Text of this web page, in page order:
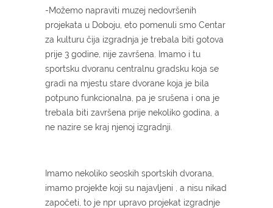
-Možemo napraviti muzej nedovršenih
projekata u Doboju, eto pomenuli smo Centar
za kulturu čija izgradnja je trebala biti gotova
prije 3 godine, nije završena. Imamo i tu
sportsku dvoranu centralnu gradsku koja se
gradi na mjestu stare dvorane koja je bila
potpuno funkcionalna, pa je srušena i ona je
trebala biti završena prije nekoliko godina, a
ne nazire se kraj njenoj izgradnji.
Imamo nekoliko seoskih sportskih dvorana,
imamo projekte koji su najavljeni , a nisu nikad
započeti, to je npr upravo projekat izgradnje